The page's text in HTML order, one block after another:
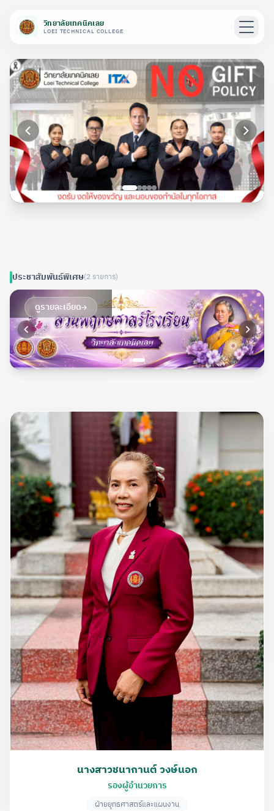
วิทยาลัยเทคนิคเลย
LOEI TECHNICAL COLLEGE
ประชาสัมพันธ์พิเศษ(2 รายการ)
ดูรายละเอียด
นางสาวชนากานต์ วงษ์นอก
รองผู้อำนวยการ
ฝ่ายยุทธศาสตร์และแผนงาน